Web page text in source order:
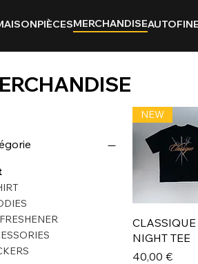
PIÈCESMERCHANDISE
NEW
CLASSIQUE
NIGHT TEE
Prix
40,00 €